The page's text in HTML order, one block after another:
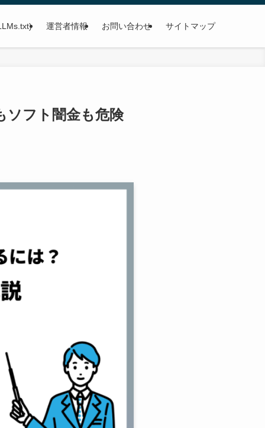
運営者情報 お問い合わせ サイトマップ
ソフト闇金も危険